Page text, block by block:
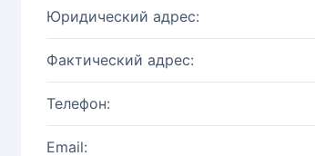
Юридический адрес:
Фактический адрес:
Телефон:
Email: